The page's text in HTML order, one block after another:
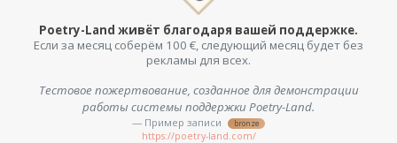
Poetry-Land живёт благодаря вашей поддержке.
Если за месяц соберём 100 €, следующий месяц будет без
рекламы для всех.
Тестовое пожертвование, созданное для демонстрации
работы системы поддержки Poetry-Land.
— Пример записи bronze
https://poetry-land.com/